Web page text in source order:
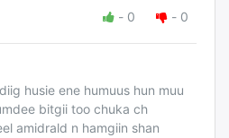
- 0 - 0
husie ene humuus hun muu
bitgii too chuka ch
amidrald n hamgiin shan